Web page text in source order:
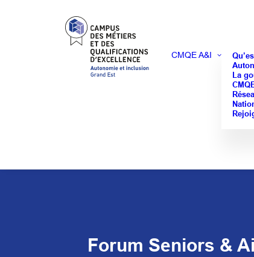
CMQE A&I
La
Forum Seniors &